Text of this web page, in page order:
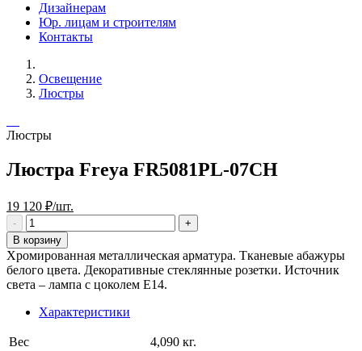
Дизайнерам
Юр. лицам и строителям
Контакты
Освещение
Люстры
Люстры
Люстра Freya FR5081PL-07CH
19 120 ₽/шт.
В корзину
Хромированная металлическая арматура. Тканевые абажуры
белого цвета. Декоративные стеклянные розетки. Источник
света – лампа с цоколем E14.
Характеристики
Вес
4,090 кг.